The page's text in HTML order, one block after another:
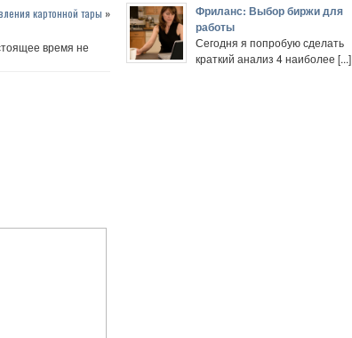
картонной тары »
время не
Фриланс: Выбор биржи для
работы
Сегодня я попробую сделать
краткий анализ 4 наиболее [...]